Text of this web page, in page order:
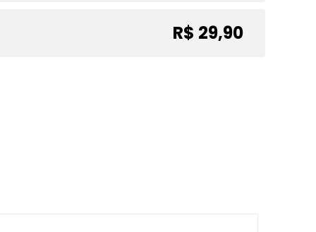
R$ 29,90